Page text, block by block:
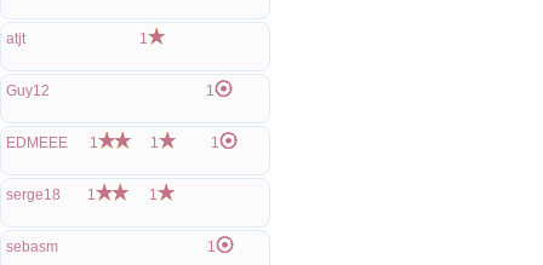
atjt 1
Guy12 1
EDMEEE 1 1 1
serge18 1 1
sebasm 1